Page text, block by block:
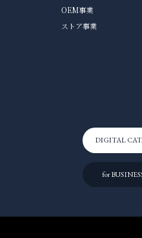
OEM事業
ストア事業
DIGITAL
for